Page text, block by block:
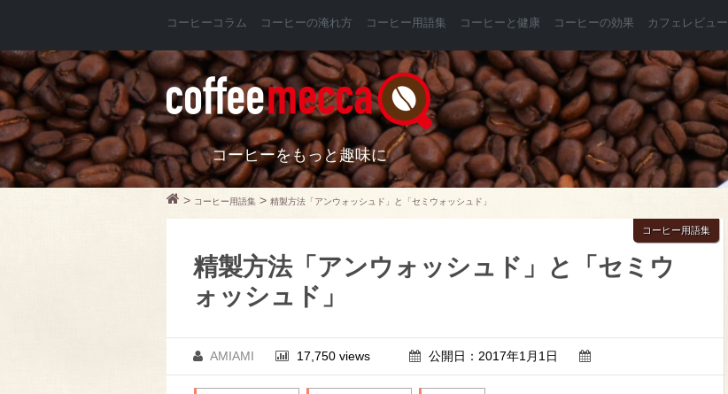
コーヒーコラム コーヒーの淹れ方 コーヒー用語集 コーヒーと健康 コーヒーの効果 カフェレビュー
コーヒーをもっと趣味に
> コーヒー用語集 > 精製方法「アンウォッシュド」と「セミウォッシュド」
精製方法「アンウォッシュド」と「セミウ
ォッシュド」
コーヒー用語集
AMIAMI 17,750 views 公開日：2017年1月1日